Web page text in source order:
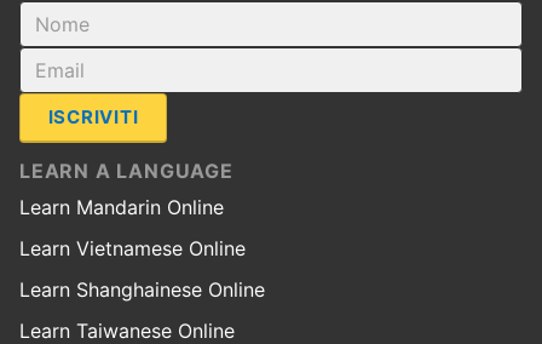
ISCRIVITI
LEARN A LANGUAGE
Learn Mandarin Online
Learn Vietnamese Online
Learn Shanghainese Online
Learn Taiwanese Online